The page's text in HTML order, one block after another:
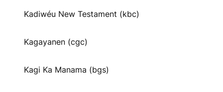
Kadiwéu New Testament (kbc)
Kagayanen (cgc)
Kagi Ka Manama (bgs)